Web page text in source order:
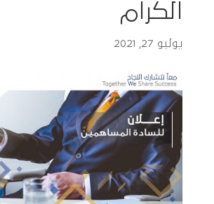
الكرام
يوليو 27, 2021